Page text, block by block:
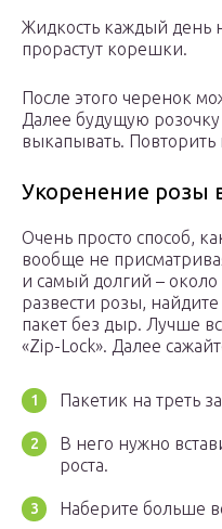
Жидкость каждый день
прорастут корешки.
После этого черенок
Далее будущую
выкапывать. Повторить
Укоренение розы
Очень просто способ,
вообще не
и самый долгий –
развести розы,
пакет без дыр. Лучше
«Zip-Lock». Далее
Пакетик на треть
В него нужно
роста.
Наберите больше